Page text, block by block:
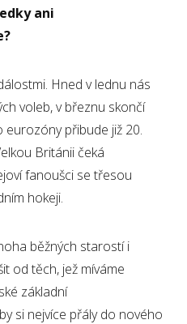
ani
Hned v lednu nás
voleb, v březnu skončí
přibude již 20.
Británii čeká
fanoušci se třesou
hokeji.
běžných starostí i
od těch, jež míváme
základní
si nejvíce přály do nového